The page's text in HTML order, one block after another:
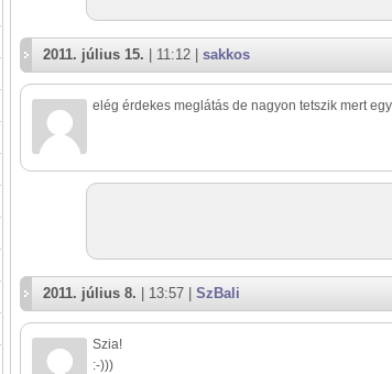
2011. július 15. | 11:12 | sakkos
elég érdekes meglátás de nagyon tetszik mert
2011. július 8. | 13:57 | SzBali
Szia!
:-)))